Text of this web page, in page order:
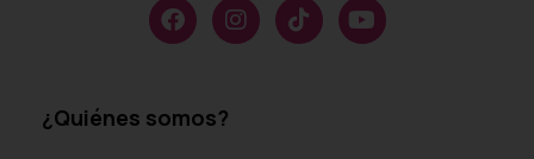
¿Quiénes somos?